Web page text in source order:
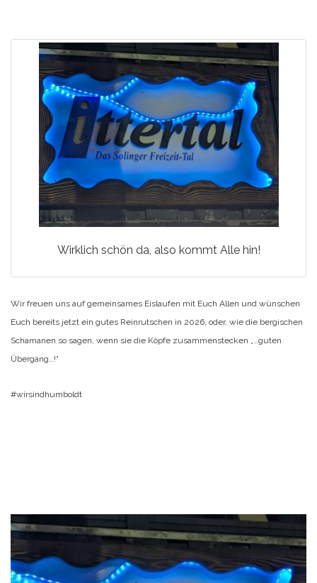
Wirklich schön da, also kommt Alle hin!
Wir freuen uns auf gemeinsames Eislaufen mit Euch Allen und wünschen
Euch bereits jetzt ein gutes Reinrutschen in 2026, oder, wie die bergischen
Schamanen so sagen, wenn sie die Köpfe zusammenstecken „…guten
Übergang…!“
#wirsindhumboldt